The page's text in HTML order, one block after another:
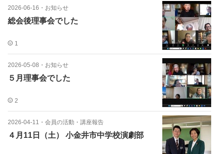
2026-06-16 ・ お知らせ
総会後理事会でした
1
2026-05-08 ・ お知らせ
５月理事会でした
2
2026-04-11 ・ 会員の活動・講座報告
４月11日（土） 小金井市中学校演劇部